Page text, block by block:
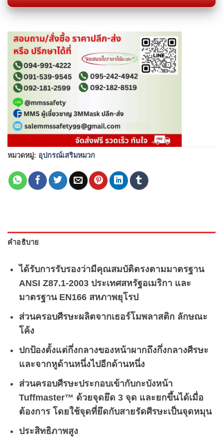
หมวดหมู่: อุปกรณ์เสริมหมวก
คำอธิบาย
ได้รับการรับรองว่ามีคุณสมบัติตรงตามมาตรฐาน
ANSI Z87.1-2003 ประเทศสหรัฐอเมริกา และ
มาตรฐาน EN166 สหภาพยุโรป
ส่วนครอบศีรษะผลิตจากเธอร์โมพลาสติก ลักษณะ
โค้ง
ปกป้องตั้งแต่กึ่งกลางของหน้าผากถึงกึ่งกลางศีรษะ
และจากหูด้านหนึ่งไปอีกด้านหนึ่ง
ส่วนครอบศีรษะประกอบเข้ากับกะบังหน้า
Tuffmaster™ ด้วยจุดยึด 3 จุด และยกขึ้นได้เมื่อ
ต้องการ โดยใช้จุดที่ยึดกับสายรัดศีรษะเป็นจุดหมุน
ประสิทธิภาพสูง